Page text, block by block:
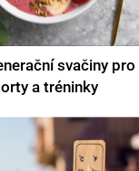
svačiny pro
a tréninky